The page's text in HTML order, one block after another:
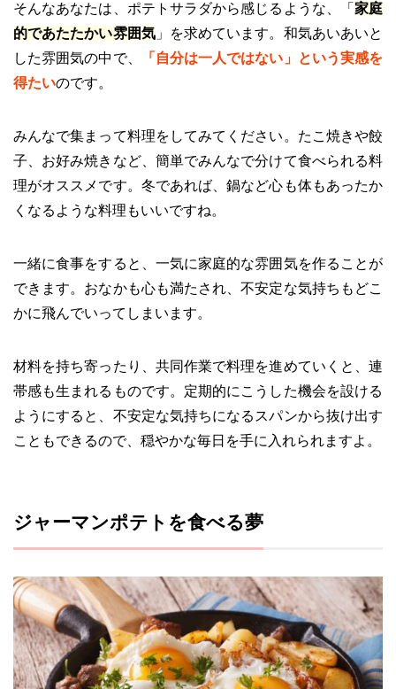
そんなあなたは、ポテトサラダから感じるような、「 家庭
的であたたかい雰囲気」を求めています。和気あいあいと
した雰囲気の中で、
「自分は一人ではない」という実感を
得たいのです。
みんなで集まって料理をしてみてください。たこ焼きや餃
子、お好み焼きなど、簡単でみんなで分けて食べられる料
理がオススメです。冬であれば、鍋など心も体もあったか
くなるような料理もいいですね。
一緒に食事をすると、一気に家庭的な雰囲気を作ることが
できます。おなかも心も満たされ、不安定な気持ちもどこ
かに飛んでいってしまいます。
材料を持ち寄ったり、共同作業で料理を進めていくと、連
帯感も生まれるものです。定期的にこうした機会を設ける
ようにすると、不安定な気持ちになるスパンから抜け出す
こともできるので、穏やかな毎日を手に入れられますよ。
ジャーマンポテトを食べる夢